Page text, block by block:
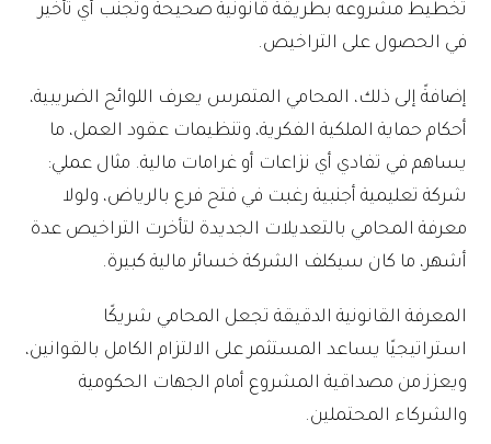
تخطيط مشروعه بطريقة قانونية صحيحة وتجنب أي تأخير
في الحصول على التراخيص.
إضافةً إلى ذلك، المحامي المتمرس يعرف اللوائح الضريبية،
أحكام حماية الملكية الفكرية، وتنظيمات عقود العمل، ما
يساهم في تفادي أي نزاعات أو غرامات مالية. مثال عملي:
شركة تعليمية أجنبية رغبت في فتح فرع بالرياض، ولولا
معرفة المحامي بالتعديلات الجديدة لتأخرت التراخيص عدة
أشهر، ما كان سيكلف الشركة خسائر مالية كبيرة.
المعرفة القانونية الدقيقة تجعل المحامي شريكًا
استراتيجيًا يساعد المستثمر على الالتزام الكامل بالقوانين،
ويعزز من مصداقية المشروع أمام الجهات الحكومية
والشركاء المحتملين.